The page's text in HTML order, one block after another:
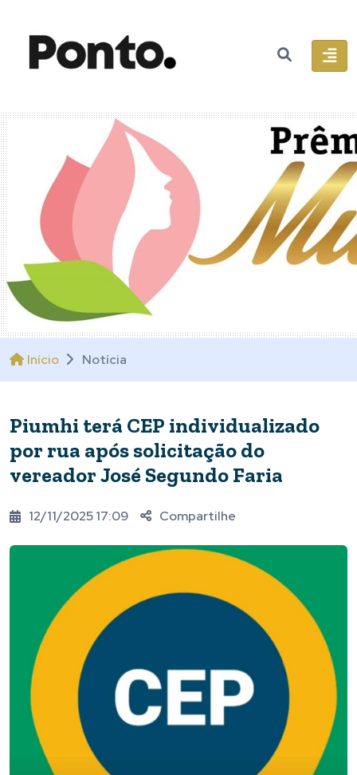
Início Notícia
Piumhi terá CEP individualizado
por rua após solicitação do
vereador José Segundo Faria
12/11/2025 17:09 Compartilhe